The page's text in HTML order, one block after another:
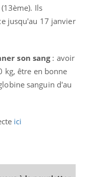
Ils
jusqu'au 17 janvier
son sang: avoir
kg, être en bonne
sanguin d'au
ici